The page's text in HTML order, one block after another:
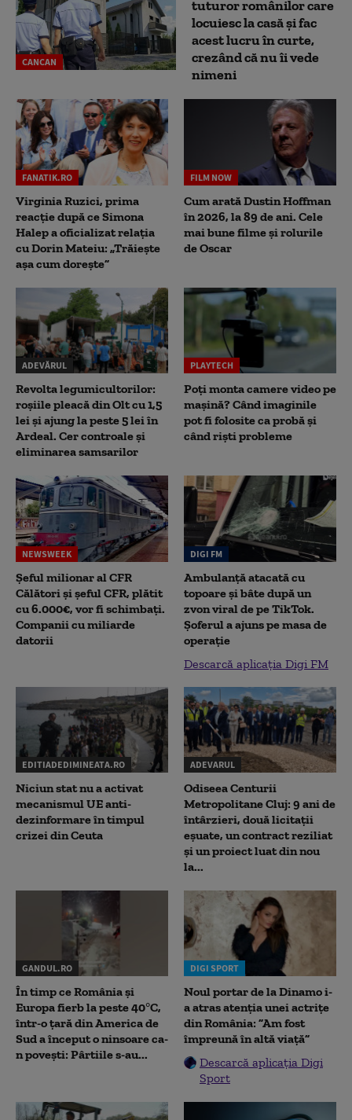
CANCAN
tuturor românilor care
locuiesc la casă și fac
acest lucru în curte,
crezând că nu îi vede
nimeni
FANATIK.RO
Virginia Ruzici, prima
reacție după ce Simona
Halep a oficializat relația
cu Dorin Mateiu: „Trăiește
așa cum dorește”
FILM NOW
Cum arată Dustin Hoffman
în 2026, la 89 de ani. Cele
mai bune filme și rolurile
de Oscar
ADEVĂRUL
Revolta legumicultorilor:
roșiile pleacă din Olt cu 1,5
lei și ajung la peste 5 lei în
Ardeal. Cer controale și
eliminarea samsarilor
PLAYTECH
Poți monta camere video pe
mașină? Când imaginile
pot fi folosite ca probă și
când riști probleme
NEWSWEEK
Șeful milionar al CFR
Călători și șeful CFR, plătit
cu 6.000€, vor fi schimbați.
Companii cu miliarde
datorii
DIGI FM
Ambulanță atacată cu
topoare și bâte după un
zvon viral de pe TikTok.
Șoferul a ajuns pe masa de
operație
Descarcă aplicația Digi FM
EDITIADEDIMINEATA.RO
Niciun stat nu a activat
mecanismul UE anti-
dezinformare în timpul
crizei din Ceuta
ADEVARUL
Odiseea Centurii
Metropolitane Cluj: 9 ani de
întârzieri, două licitații
eșuate, un contract reziliat
și un proiect luat din nou
la...
GANDUL.RO
În timp ce România și
Europa fierb la peste 40°C,
într-o țară din America de
Sud a început o ninsoare ca-
n povești: Pârtiile s-au...
DIGI SPORT
Noul portar de la Dinamo i-
a atras atenția unei actrițe
din România: ”Am fost
împreună în altă viață”
Descarcă aplicația Digi
Sport